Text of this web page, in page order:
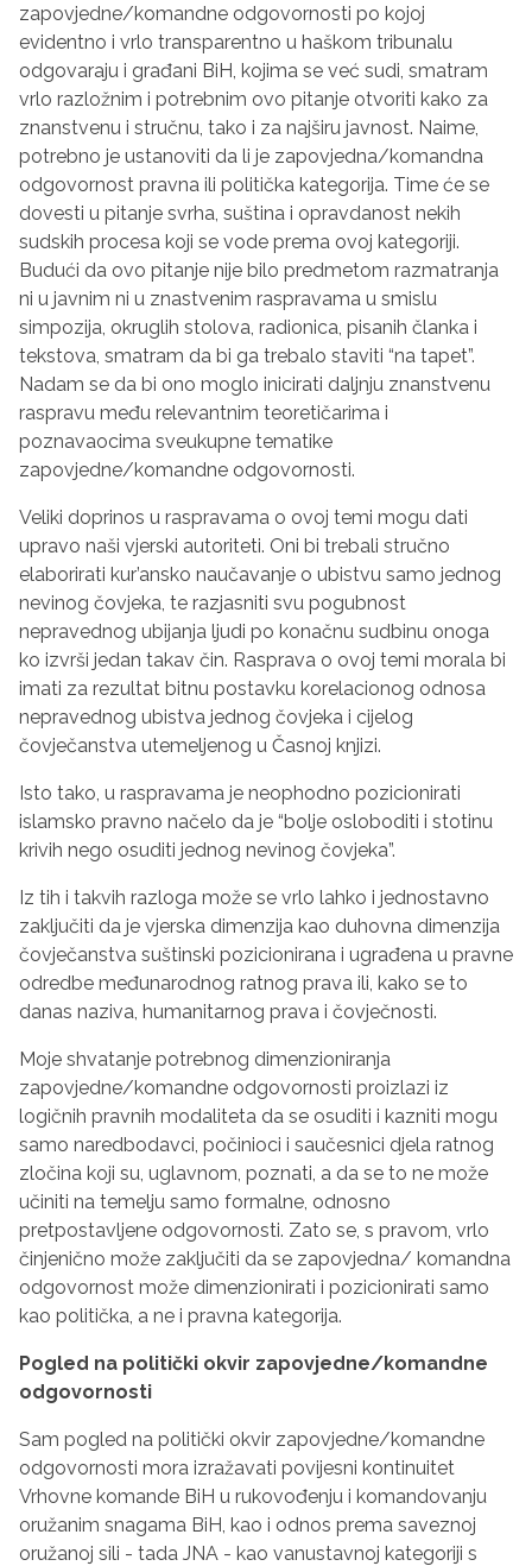
zapovjedne/komandne odgovornosti po kojoj
evidentno i vrlo transparentno u haškom tribunalu
odgovaraju i građani BiH, kojima se već sudi, smatram
vrlo razložnim i potrebnim ovo pitanje otvoriti kako za
znanstvenu i stručnu, tako i za najširu javnost. Naime,
potrebno je ustanoviti da li je zapovjedna/komandna
odgovornost pravna ili politička kategorija. Time će se
dovesti u pitanje svrha, suština i opravdanost nekih
sudskih procesa koji se vode prema ovoj kategoriji.
Budući da ovo pitanje nije bilo predmetom razmatranja
ni u javnim ni u znastvenim raspravama u smislu
simpozija, okruglih stolova, radionica, pisanih članka i
tekstova, smatram da bi ga trebalo staviti “na tapet”.
Nadam se da bi ono moglo inicirati daljnju znanstvenu
raspravu među relevantnim teoretičarima i
poznavaocima sveukupne tematike
zapovjedne/komandne odgovornosti.
Veliki doprinos u raspravama o ovoj temi mogu dati
upravo naši vjerski autoriteti. Oni bi trebali stručno
elaborirati kur’ansko naučavanje o ubistvu samo jednog
nevinog čovjeka, te razjasniti svu pogubnost
nepravednog ubijanja ljudi po konačnu sudbinu onoga
ko izvrši jedan takav čin. Rasprava o ovoj temi morala bi
imati za rezultat bitnu postavku korelacionog odnosa
nepravednog ubistva jednog čovjeka i cijelog
čovječanstva utemeljenog u Časnoj knjizi.
Isto tako, u raspravama je neophodno pozicionirati
islamsko pravno načelo da je “bolje osloboditi i stotinu
krivih nego osuditi jednog nevinog čovjeka”.
Iz tih i takvih razloga može se vrlo lahko i jednostavno
zaključiti da je vjerska dimenzija kao duhovna dimenzija
čovječanstva suštinski pozicionirana i ugrađena u pravne
odredbe međunarodnog ratnog prava ili, kako se to
danas naziva, humanitarnog prava i čovječnosti.
Moje shvatanje potrebnog dimenzioniranja
zapovjedne/komandne odgovornosti proizlazi iz
logičnih pravnih modaliteta da se osuditi i kazniti mogu
samo naredbodavci, počinioci i saučesnici djela ratnog
zločina koji su, uglavnom, poznati, a da se to ne može
učiniti na temelju samo formalne, odnosno
pretpostavljene odgovornosti. Zato se, s pravom, vrlo
činjenično može zaključiti da se zapovjedna/ komandna
odgovornost može dimenzionirati i pozicionirati samo
kao politička, a ne i pravna kategorija.
Pogled na politički okvir zapovjedne/komandne
odgovornosti
Sam pogled na politički okvir zapovjedne/komandne
odgovornosti mora izražavati povijesni kontinuitet
Vrhovne komande BiH u rukovođenju i komandovanju
oružanim snagama BiH, kao i odnos prema saveznoj
oružanoj sili - tada JNA - kao vanustavnoj kategoriji s